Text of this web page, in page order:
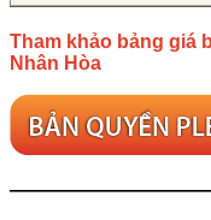
Tham khảo bảng giá
Nhân Hòa